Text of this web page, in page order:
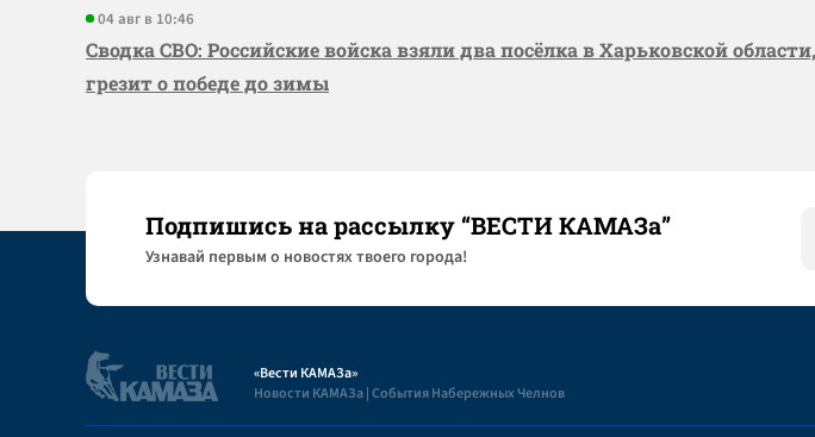
04 авг в 10:46
Сводка СВО: Российские войска взяли два посёлка в Харьковской
грезит о победе до зимы
Подпишись на рассылку “ВЕСТИ КАМАЗа”
Узнaвай первым о новостях твоего города!
«Вести КАМАЗа»
Новости КАМАЗа | События Набережных Челнов